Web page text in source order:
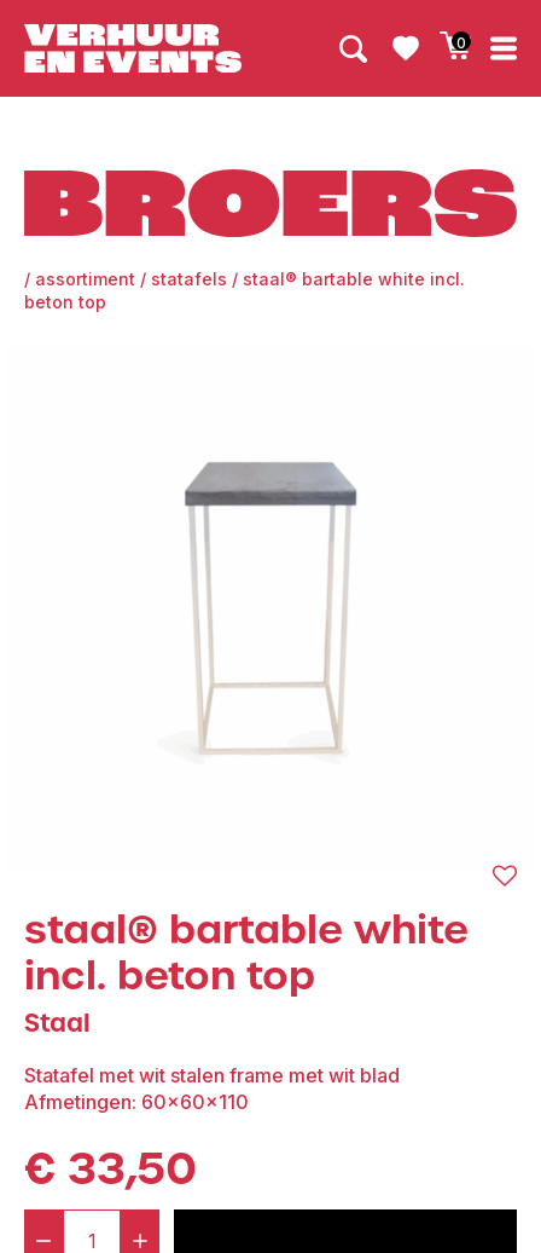
0
/ assortiment / statafels / staal® bartable white incl.
beton top
staal® bartable white
incl. beton top
Staal
Statafel met wit stalen frame met wit blad
Afmetingen: 60x60x110
€ 33,50
- +